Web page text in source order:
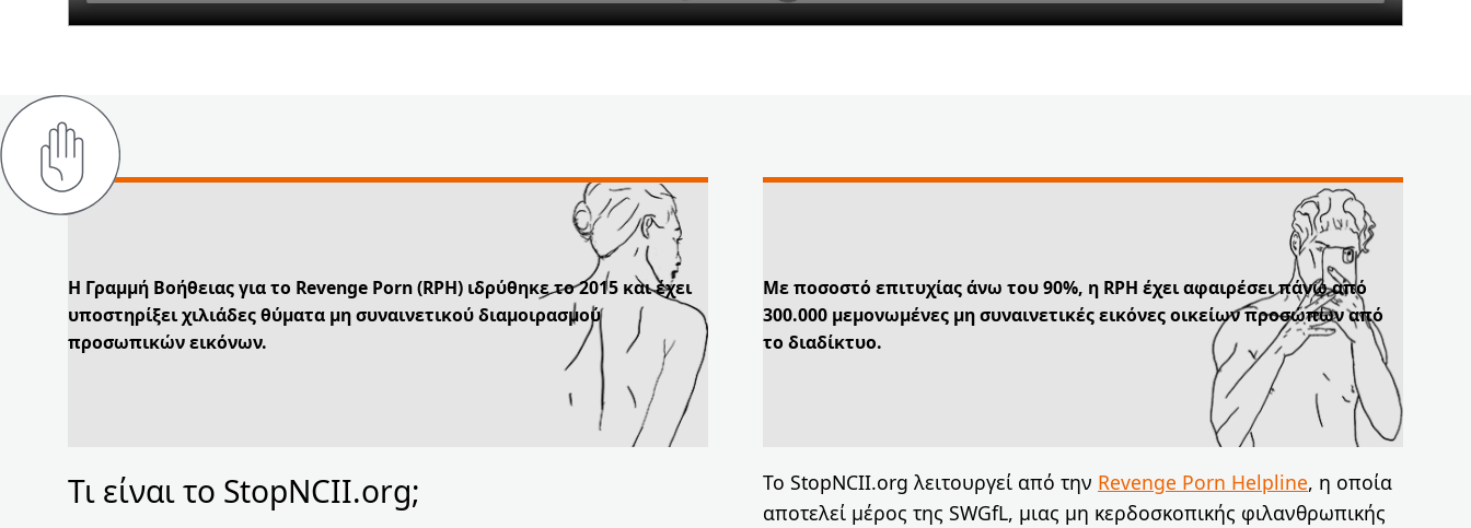
Η Γραμμή Βοήθειας για το Revenge Porn (RPH) ιδρύθηκε το 2015 και έχει
υποστηρίξει χιλιάδες θύματα μη συναινετικού διαμοιρασμού
προσωπικών εικόνων.
Τι είναι το StopNCII.org;
Με ποσοστό επιτυχίας άνω του 90%, η RPH έχει αφαιρέσει πάνω από
300.000 μεμονωμένες μη συναινετικές εικόνες οικείων προσώπων από
το διαδίκτυο.
Το StopNCII.org λειτουργεί από την Revenge Porn Helpline, η οποία
αποτελεί μέρος της SWGfL, μιας μη κερδοσκοπικής φιλανθρωπικής